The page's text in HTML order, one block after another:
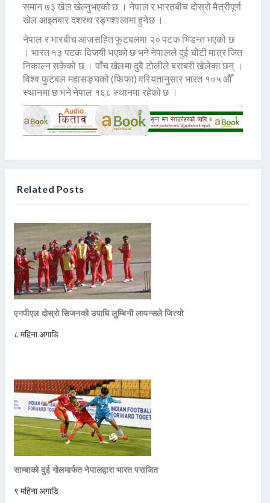
समान ७३ खेल खेल्नुभएको छ । नेपाल र भारतबीच दोस्रो मैत्रीपूर्ण
खेल आइतबार दशरथ रङ्गशालामा हुनेछ ।
नेपाल र भारबीच आजसहित फुटबलमा २० पटक भिडन्त भएको छ
। भारत १३ पटक विजयी भएको छ भने नेपालले दुई चोटी मात्र जित
निकाल्न सकेको छ । पाँच खेलमा दुवै टोलीले बराबरी खेलेका छन् ।
विश्व फुटबल महासङ्घको (फिफा) वरियतानुसार भारत १०५ औँ
स्थानमा छ भने नेपाल १६८ स्थानमा रहेको छ ।
Related Posts
एनपीएल दोस्रो सिजनको उपाधि लुम्बिनी लायन्सले जित्यो
८ महिना अगाडि
साम्बाको दुई गोलमार्फत नेपालद्वारा भारत पराजित
९ महिना अगाडि